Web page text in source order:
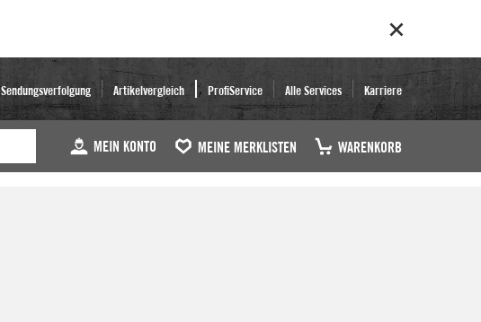
Sendungsverfolgung Artikelvergleich ProfiService Alle Services Karriere
MEIN KONTO MEINE MERKLISTEN WARENKORB